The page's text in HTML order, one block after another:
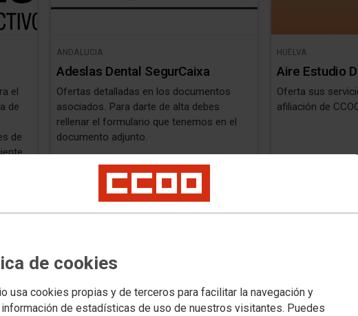
de cookies
usa cookies propias y de terceros para facilitar la navegación y
de estadísticas de uso de nuestros visitantes. Puedes
el
de
de
ANDALUCIA
Adeslas Dental SegurCaixa
Ofertas detalladas en los documentos
asociados. Para darte de alta debes
rellenar el formulario que tenemos en el
documento adjunto.
HUELVA
Aire Estudio
Oferta sus
afiliación de